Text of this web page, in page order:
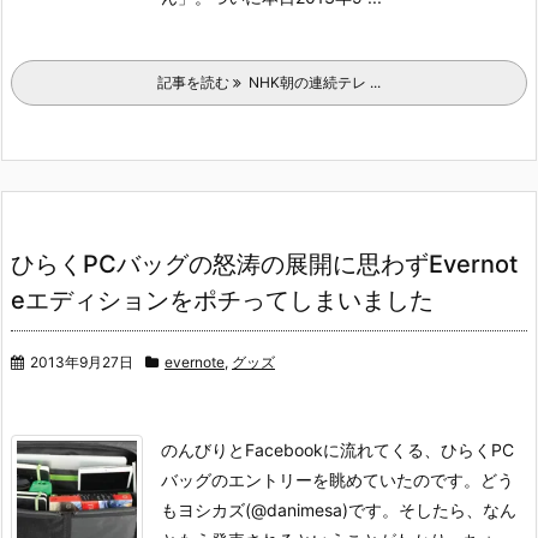
記事を読む NHK朝の連続テレ ...
ひらくPCバッグの怒涛の展開に思わずEvernot
eエディションをポチってしまいました
2013年9月27日 evernote, グッズ
のんびりとFacebookに流れてくる、ひらくPC
バッグのエントリーを眺めていたのです。どう
もヨシカズ(@danimesa)です。 そしたら、なん